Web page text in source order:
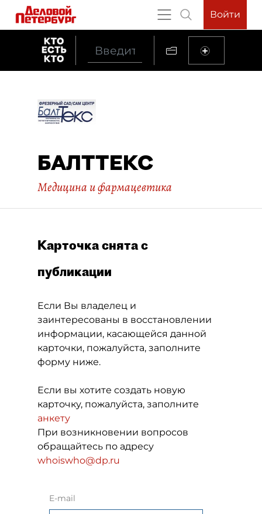
Войти
БАЛТТЕКС
Медицина и фармацевтика
Карточка снята с
публикации
Если Вы владелец и
заинтересованы в восстановлении
информации, касающейся данной
карточки, пожалуйста, заполните
форму ниже.
Если вы хотите создать новую
карточку, пожалуйста, заполните
анкету
При возникновении вопросов
обращайтесь по адресу
whoiswho@dp.ru
E-mail